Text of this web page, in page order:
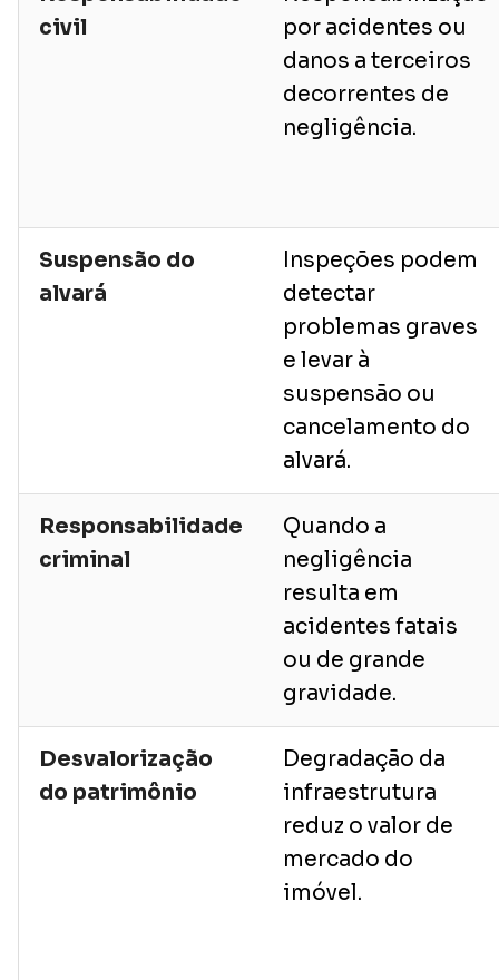
civil
por acidentes ou
danos a terceiros
decorrentes de
negligência.
Suspensão do
alvará
Inspeções podem
detectar
problemas graves
e levar à
suspensão ou
cancelamento do
alvará.
Responsabilidade
criminal
Quando a
negligência
resulta em
acidentes fatais
ou de grande
gravidade.
Desvalorização
do patrimônio
Degradação da
infraestrutura
reduz o valor de
mercado do
imóvel.